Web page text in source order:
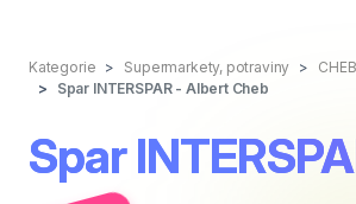
Kategorie Supermarkety, potraviny
CHEB
Spar INTERSPAR - Albert Cheb
Spar